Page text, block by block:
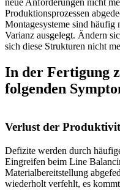
Produktionsprozessen
Montagesysteme sind häufig
Varianz ausgelegt. Ändern
sich diese Strukturen nicht
In der Fertigung
folgenden
Verlust der
Defizite werden durch
Eingreifen beim Line
Materialbereitstellung
wiederholt verfehlt, es